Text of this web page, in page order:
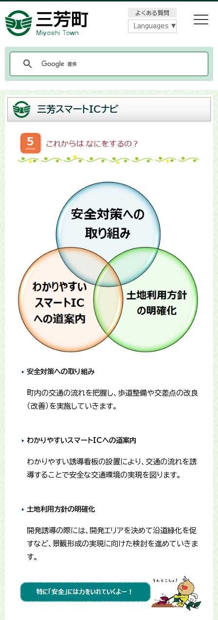
よくある質問
Languages
三芳スマートICナビ
安全対策への取り組み
町内の交通の流れを把握し、歩道整備や交差点の改良
（改善）を実施していきます。
わかりやすいスマートICへの道案内
わかりやすい誘導看板の設置により、交通の流れを誘
導することで安全な交通環境の実現を図ります。
土地利用方針の明確化
開発誘導の際には、開発エリアを決めて沿道緑化を促
すなど、景観形成の実現に向けた検討を進めていきま
す。